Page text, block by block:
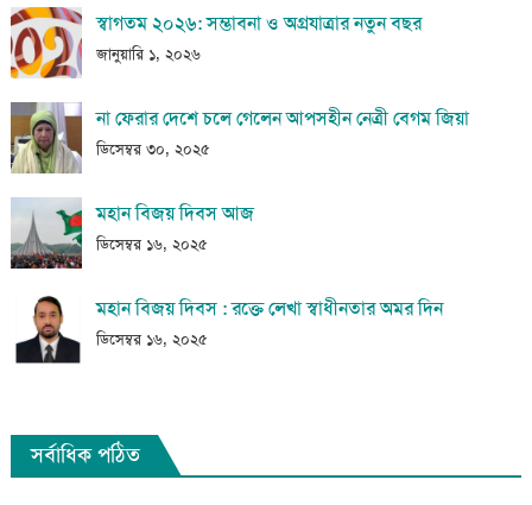
স্বাগতম ২০২৬: সম্ভাবনা ও অগ্রযাত্রার নতুন বছর
জানুয়ারি ১, ২০২৬
না ফেরার দেশে চলে গেলেন আপসহীন নেত্রী বেগম জিয়া
ডিসেম্বর ৩০, ২০২৫
মহান বিজয় দিবস আজ
ডিসেম্বর ১৬, ২০২৫
মহান বিজয় দিবস : রক্তে লেখা স্বাধীনতার অমর দিন
ডিসেম্বর ১৬, ২০২৫
সর্বাধিক পঠিত